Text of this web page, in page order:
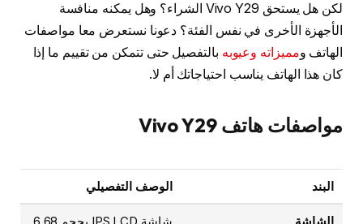
لكن هل يستحق Vivo Y29 الشراء؟ وهل يمكنه منافسة
الأجهزة الأخرى في نفس الفئة؟ دعونا نستعرض معا مواصفات
الهاتف ومميزاته وعيوبه بالتفصيل حتى تتمكن من تقييم ما إذا
كان هذا الهاتف يناسب احتياجاتك أم لا.
مواصفات هاتف Vivo Y29
البند الوصف التفصيلي
الشاشة
شاشة IPS LCD بحجم 6.68